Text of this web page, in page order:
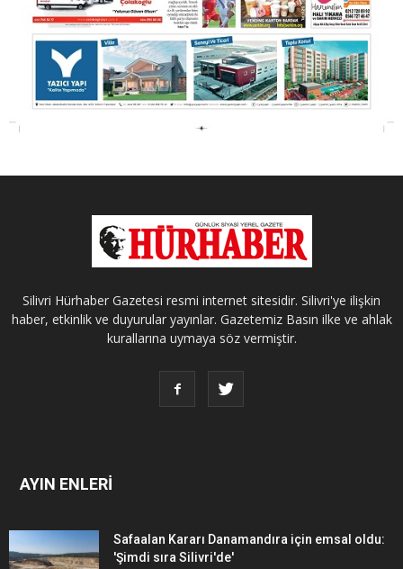
Silivri Hürhaber Gazetesi resmi internet sitesidir. Silivri'ye ilişkin
haber, etkinlik ve duyurular yayınlar. Gazetemiz Basın ilke ve ahlak
kurallarına uymaya söz vermiştir.
AYIN ENLERİ
Safaalan Kararı Danamandıra için emsal oldu:
'Şimdi sıra Silivri'de'